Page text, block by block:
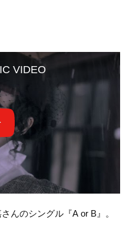
VIDEO
んのシングル『A or B』。